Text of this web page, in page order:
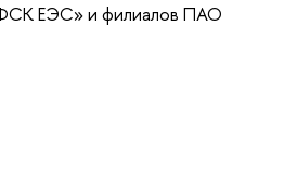
ЕЭС» и филиалов ПАО